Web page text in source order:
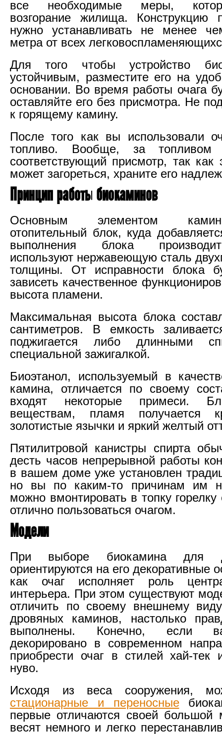
все необходимые меры,
возгорание жилища. Конструкцию
нужно устанавливать не менее
метра от всех
Для того чтобы устройство
устойчивым, разместите его на
основании. Во время работы очага
оставляйте его без присмотра. Не
к горящему камину.
После того как вы использовали
топливо. Вообще, за
соответствующий присмотр, так как
может загореться, храните его
Принцип работы биокаминов
Основным элементом
отопительный блок, куда
выполнения блока
используют нержавеющую сталь
толщины. От исправности блока
зависеть качественное
высота пламени.
Максимальная высота блока
сантиметров. В емкость
поджигается либо длинными
специальной зажигалкой.
Биоэтанол, используемый в
камина, отличается по своему
входят некоторые примеси.
веществам, пламя получается
золотистые язычки и яркий желтый
Пятилитровой канистры спирта
десть часов непрерывной работы
в вашем доме уже установлен
но вы по каким-то причинам им
можно вмонтировать в топку
отлично пользоваться очагом.
Модели
При выборе биокамина для
ориентируются на его декоративные
как очаг исполняет роль
интерьера. При этом существуют
отличить по своему внешнему
дровяных каминов, настолько
выполнены. Конечно, если
декорировано в современном
приобрести очаг в стилей хай-тек
нуво.
Исходя из веса сооружения,
стационарные и переносные
первые отличаются своей большой
весят немного и легко